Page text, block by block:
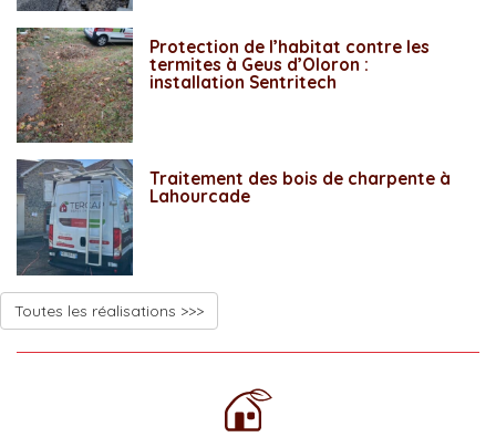
Protection de l’habitat contre les
termites à Geus d’Oloron :
installation Sentritech
Traitement des bois de charpente à
Lahourcade
Toutes les réalisations >>>